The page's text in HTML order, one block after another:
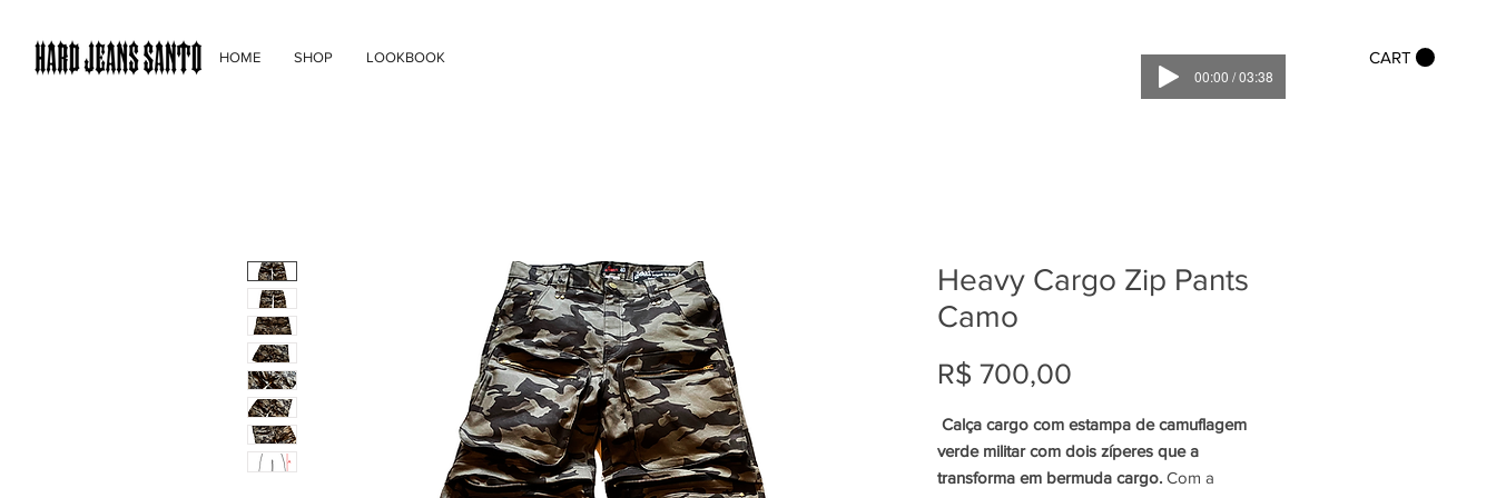
HOME SHOP LOOKBOOK CART
Heavy Cargo Zip Pants
Camo
R$ 700,00
Calça cargo com estampa de camuflagem
verde militar com dois zíperes que a
transforma em bermuda cargo. Com a
00:00 / 03:38